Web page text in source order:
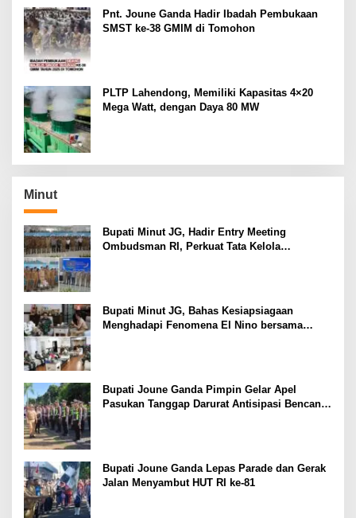
Pnt. Joune Ganda Hadir Ibadah Pembukaan
SMST ke-38 GMIM di Tomohon
PLTP Lahendong, Memiliki Kapasitas 4×20
Mega Watt, dengan Daya 80 MW
Minut
Bupati Minut JG, Hadir Entry Meeting
Ombudsman RI, Perkuat Tata Kelola
Bupati Minut JG, Bahas Kesiapsiagaan
Menghadapi Fenomena El Nino bersama
Bupati Joune Ganda Pimpin Gelar Apel
Pasukan Tanggap Darurat Antisipasi Bencana
Bupati Joune Ganda Lepas Parade dan Gerak
Jalan Menyambut HUT RI ke-81